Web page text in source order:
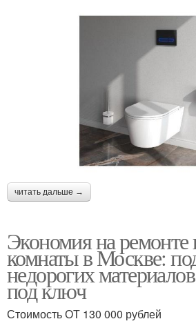
читать дальше →
Экономия на ремонте
комнаты в Москве:
недорогих
под ключ
Стоимость ОТ 130 000 рублей